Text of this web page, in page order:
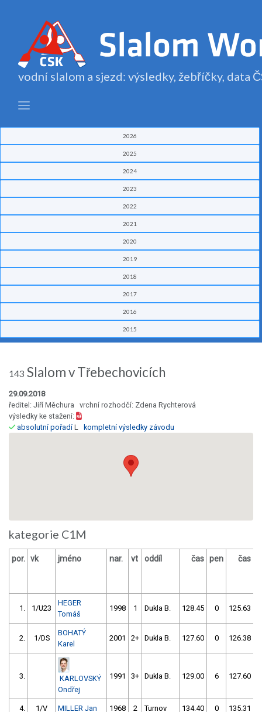
vodní slalom a sjezd: výsledky, žebříčky, data
2026
2025
2024
2023
2022
2021
2020
2019
2018
2017
2016
2015
143 Slalom v Třebechovicích
29.09.2018
ředitel: Jiří Měchura vrchní rozhodčí: Zdena Rychterová
výsledky ke stažení:
absolutní pořadíL kompletní výsledky závodu
kategorie C1M
por. vk jméno nar. vt oddíl čas pen čas
1. 1/U23
HEGER
Tomáš
1998 1 Dukla B. 128.45 0 125.63
2. 1/DS
BOHATÝ
Karel
2001 2+ Dukla B. 127.60 0 126.38
3.
KARLOVSKÝ
Ondřej
1991 3+ Dukla B. 129.00 6 127.60
4. 1/V MILLER Jan 1968 2 Turnov 134.40 0 135.31